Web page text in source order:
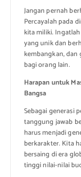
Jangan pernah
Percayalah pada
kita miliki.
yang unik dan
kembangkan,
bagi orang lain.
Harapan untuk
Bangsa
Sebagai generasi
tanggung jawab
harus menjadi
berkarakter. Kita
bersaing di era
tinggi nilai-nilai